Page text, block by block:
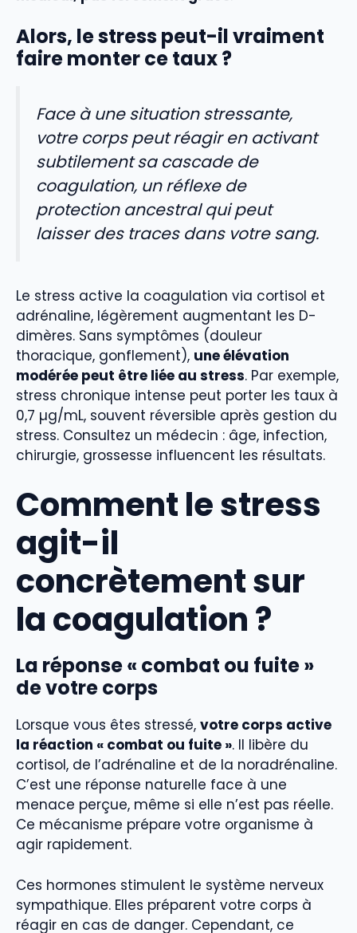
Alors, le stress peut-il vraiment
faire monter ce taux ?
Face à une situation stressante,
votre corps peut réagir en activant
subtilement sa cascade de
coagulation, un réflexe de
protection ancestral qui peut
laisser des traces dans votre sang.
Le stress active la coagulation via cortisol et
adrénaline, légèrement augmentant les D-
dimères. Sans symptômes (douleur
thoracique, gonflement), une élévation
modérée peut être liée au stress. Par exemple,
stress chronique intense peut porter les taux à
0,7 µg/mL, souvent réversible après gestion du
stress. Consultez un médecin : âge, infection,
chirurgie, grossesse influencent les résultats.
Comment le stress
agit-il
concrètement sur
la coagulation ?
La réponse « combat ou fuite »
de votre corps
Lorsque vous êtes stressé, votre corps active
la réaction « combat ou fuite ». Il libère du
cortisol, de l’adrénaline et de la noradrénaline.
C’est une réponse naturelle face à une
menace perçue, même si elle n’est pas réelle.
Ce mécanisme prépare votre organisme à
agir rapidement.
Ces hormones stimulent le système nerveux
sympathique. Elles préparent votre corps à
réagir en cas de danger. Cependant, ce